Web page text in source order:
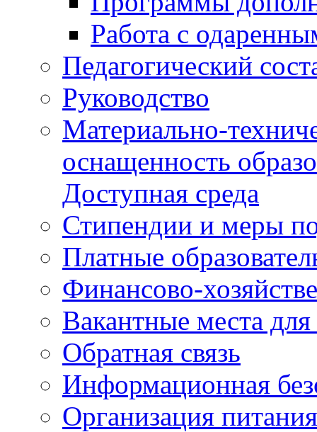
Работа с
Педагогический
Руководство
Материально-
оснащенность
Доступная среда
Стипендии и меры
Платные
Финансово-
Вакантные места
Обратная связь
Информационная
Организация